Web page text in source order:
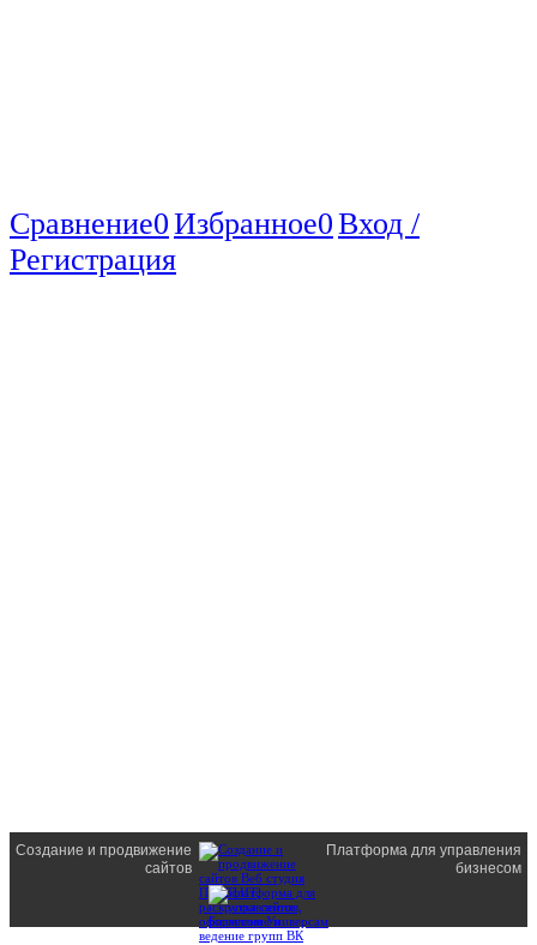
Сравнение0Избранное0Вход /
Регистрация
Создание и продвижение
сайтов
Платформа для управления
бизнесом